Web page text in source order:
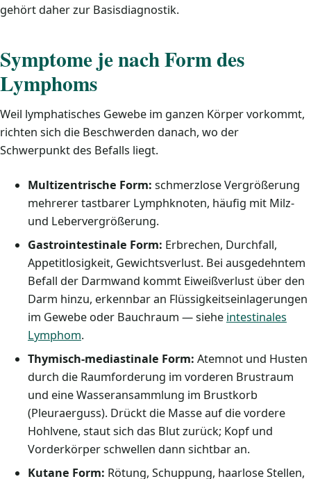
gehört daher zur Basisdiagnostik.
Symptome je nach Form des
Lymphoms
Weil lymphatisches Gewebe im ganzen Körper vorkommt,
richten sich die Beschwerden danach, wo der
Schwerpunkt des Befalls liegt.
Multizentrische Form: schmerzlose Vergrößerung
mehrerer tastbarer Lymphknoten, häufig mit Milz-
und Lebervergrößerung.
Gastrointestinale Form: Erbrechen, Durchfall,
Appetitlosigkeit, Gewichtsverlust. Bei ausgedehntem
Befall der Darmwand kommt Eiweißverlust über den
Darm hinzu, erkennbar an Flüssigkeitseinlagerungen
im Gewebe oder Bauchraum — siehe intestinales
Lymphom.
Thymisch-mediastinale Form: Atemnot und Husten
durch die Raumforderung im vorderen Brustraum
und eine Wasseransammlung im Brustkorb
(Pleuraerguss). Drückt die Masse auf die vordere
Hohlvene, staut sich das Blut zurück; Kopf und
Vorderkörper schwellen dann sichtbar an.
Kutane Form: Rötung, Schuppung, haarlose Stellen,